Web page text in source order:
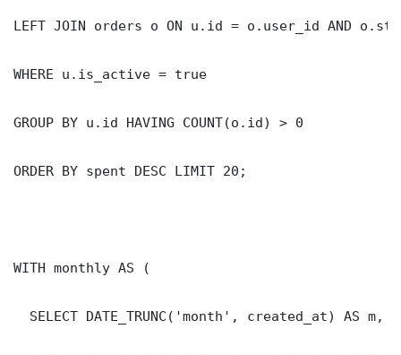
LEFT JOIN orders o ON u.id = o.user_id AND
WHERE u.is_active = true
GROUP BY u.id HAVING COUNT(o.id) > 0
ORDER BY spent DESC LIMIT 20;
WITH monthly AS (
SELECT DATE_TRUNC('month', created_at) AS m,